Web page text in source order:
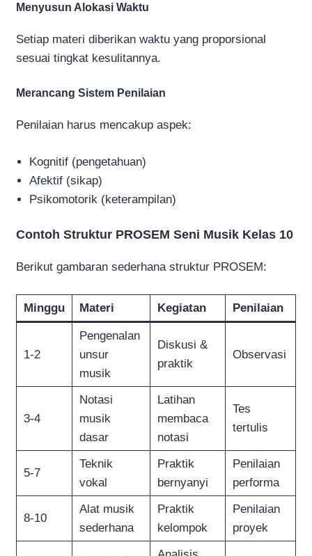
Menyusun Alokasi Waktu
Setiap materi diberikan waktu yang proporsional
sesuai tingkat kesulitannya.
Merancang Sistem Penilaian
Penilaian harus mencakup aspek:
Kognitif (pengetahuan)
Afektif (sikap)
Psikomotorik (keterampilan)
Contoh Struktur PROSEM Seni Musik Kelas 10
Berikut gambaran sederhana struktur PROSEM:
Minggu Materi Kegiatan Penilaian
1-2
Pengenalan
unsur
musik
Diskusi &
praktik
Observasi
3-4
Notasi
musik
dasar
Latihan
membaca
notasi
Tes
tertulis
5-7
Teknik
vokal
Praktik
bernyanyi
Penilaian
performa
8-10
Alat musik
sederhana
Praktik
kelompok
Penilaian
proyek